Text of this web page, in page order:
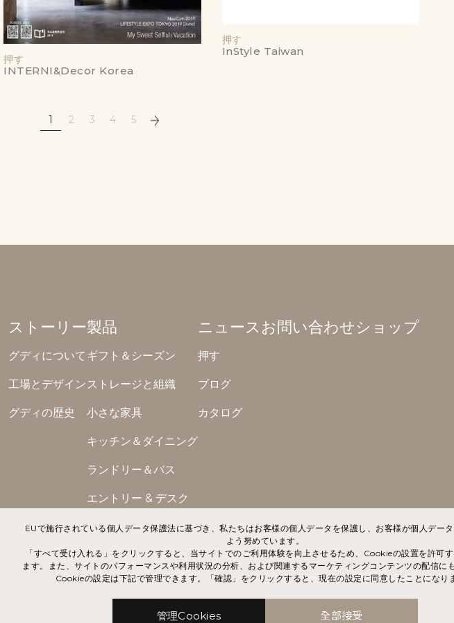
押す
INTERNI&Decor Korea
押す
InStyle Taiwan
1 2 3 4 5
ストーリー
グディについて
工場とデザイン
グディの歴史
製品
ギフト＆シーズン
ストレージと組織
小さな家具
キッチン＆ダイニング
ランドリー＆バス
エントリー & デスク
ニュース
押す
ブログ
カタログ
お問い合わせショップ
Copyright © 2026 Gudee . |
EUで施行されている個人データ保護法に基づき、私たちはお客様の個人データを保護し、お客様が個人デー
よう努めています。
「すべて受け入れる」をクリックすると、当サイトでのご利用体験を向上させるため、Cookieの設置を許可
ます。また、サイトのパフォーマンスや利用状況の分析、および関連するマーケティングコンテンツの配信に
Cookieの設定は下記で管理できます。「確認」をクリックすると、現在の設定に同意したことになり
管理Cookies 全部接受